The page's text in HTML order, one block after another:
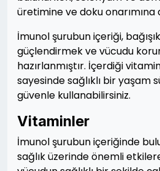
üretimine ve doku onarımına
İmunol şurubun içeriği,
güçlendirmek ve vücudu
hazırlanmıştır. İçerdiği
sayesinde sağlıklı bir yaşam
güvenle kullanabilirsiniz.
Vitaminler
İmunol şurubun içeriğinde
sağlık üzerinde önemli